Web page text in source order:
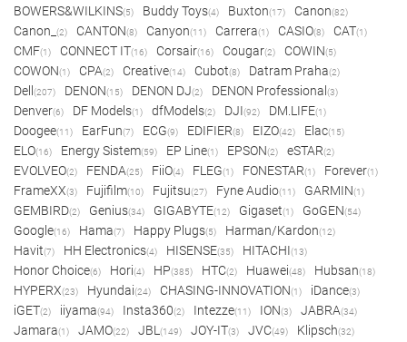
BOWERS&WILKINS(5) Buddy Toys(4) Buxton(17) Canon(82)
Canon_ (2) CANTON(8) Canyon(11) Carrera(1) CASIO(8) CAT(1)
CMF(1) CONNECT IT(16) Corsair(16) Cougar(2) COWIN(5)
COWON(1) CPA(2) Creative(14) Cubot(8) Datram Praha(2)
Dell (207) DENON(15) DENON DJ(2) DENON Professional (3)
Denver(6) DF Models(1) dfModels(2) DJI(92) DM.LIFE(1)
Doogee(11) EarFun(7) ECG(9) EDIFIER(8) EIZO(42) Elac(15)
ELO(16) Energy Sistem(59) EP Line(1) EPSON(2) eSTAR(2)
EVOLVEO(2) FENDA(25) FiiO(4) FLEG(1) FONESTAR(1) Forever(1)
FrameXX(3) Fujifilm(10) Fujitsu(27) Fyne Audio(11) GARMIN(1)
GEMBIRD(2) Genius(34) GIGABYTE(12) Gigaset(1) GoGEN(54)
Google(16) Hama(7) Happy Plugs(5) Harman/Kardon(12)
Havit(7) HH Electronics(4) HISENSE(35) HITACHI(13)
Honor Choice(6) Hori(4) HP(385) HTC(2) Huawei(48) Hubsan(18)
HYPERX(23) Hyundai(24) CHASING-INNOVATION(1) iDance(3)
iGET(2) iiyama(94) Insta360(2) Intezze(11) ION(3) JABRA(34)
Jamara(1) JAMO(22) JBL (149) JOY-IT(3) JVC(49) Klipsch(32)